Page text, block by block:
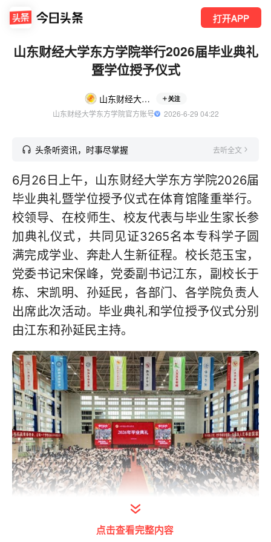
打开APP
山东财经大学东方学院举行2026届毕业典礼
暨学位授予仪式
山东财经大学东方学院 关注
山东财经大学东方学院官方账号
  2026-6-29 04:22
头条听资讯，时事尽掌握 去听全文
6月26日上午，山东财经大学东方学院2026届
毕业典礼暨学位授予仪式在体育馆隆重举行。
校领导、在校师生、校友代表与毕业生家长参
加典礼仪式，共同见证3265名本专科学子圆
满完成学业、奔赴人生新征程。校长范玉宝，
党委书记宋保峰，党委副书记江东，副校长于
栋、宋凯明、孙延民，各部门、各学院负责人
出席此次活动。毕业典礼和学位授予仪式分别
由江东和孙延民主持。
点击查看完整内容